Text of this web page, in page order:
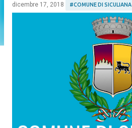
dicembre 17, 2018 #COMUNE DI SICULIANA